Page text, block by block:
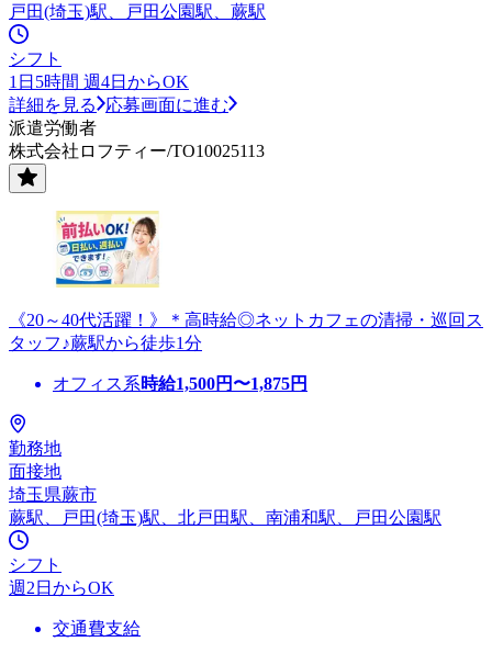
戸田(埼玉)駅、戸田公園駅、蕨駅
シフト
1日5時間 週4日からOK
詳細を見る
応募画面に進む
派遣労働者
株式会社ロフティー/TO10025113
《20～40代活躍！》＊高時給◎ネットカフェの清掃・巡回ス
タッフ♪蕨駅から徒歩1分
オフィス系時給1,500円〜1,875円
勤務地
面接地
埼玉県蕨市
蕨駅、戸田(埼玉)駅、北戸田駅、南浦和駅、戸田公園駅
シフト
週2日からOK
交通費支給